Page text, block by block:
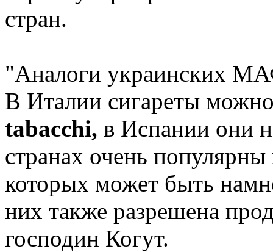
стран.
"Аналоги украинских
В Италии сигареты
tabacchi, в Испании они
странах очень популярны
которых может быть
них также разрешена
господин Когут.